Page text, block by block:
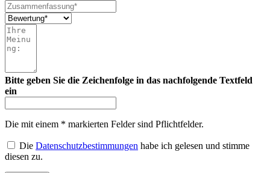
Bitte geben Sie die Zeichenfolge in das nachfolgende Textfeld
ein
Die mit einem * markierten Felder sind Pflichtfelder.
Die Datenschutzbestimmungen habe ich gelesen und stimme
diesen zu.